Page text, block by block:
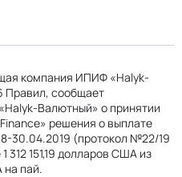
компания ИПИФ «Halyk-
Правил, сообщает
Валютный» о принятии
решения о выплате
30.04.2019 (протокол №22/19
312 151,19 долларов США из
пай.